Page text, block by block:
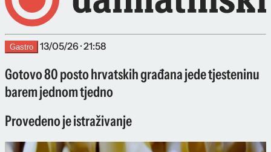
Gastro 13/05/26 · 21:58
Gotovo 80 posto hrvatskih građana jede tjesteninu
barem jednom tjedno
Provedeno je istraživanje